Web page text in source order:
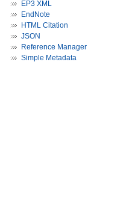
EP3 XML
EndNote
HTML Citation
JSON
Reference Manager
Simple Metadata